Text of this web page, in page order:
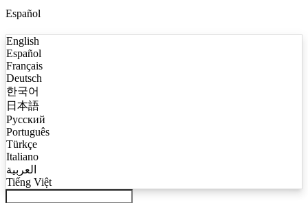
Español
English
Español
Français
Deutsch
한국어
日本語
Русский
Português
Türkçe
Italiano
العربية
Tiếng Việt